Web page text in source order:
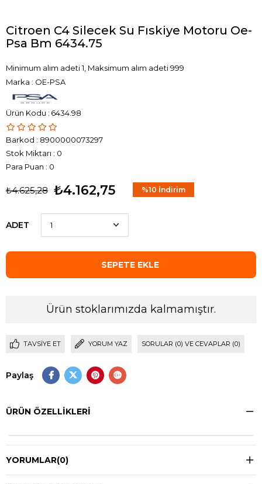
Citroen C4 Silecek Su Fıskiye Motoru Oe-
Psa Bm 6434.75
Minimum alım adeti 1, Maksimum alım adeti 999
Marka : OE-PSA
6434.98
Barkod : 8900000073297
Stok Miktarı : 0
Para Puan : 0
₺4.625,28 ₺4.162,75 %10 İndirim
ADET
Ürün stoklarımızda kalmamıştır.
TAVSIYE ET YORUM YAZ SORULAR (0) VE CEVAPLAR (0)
Paylaş
ÜRÜN ÖZELLIKLERI
YORUMLAR(0)